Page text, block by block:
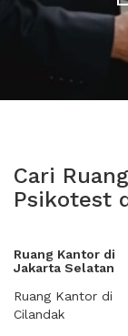
Cari
Psikotest
Ruang Kantor di
Jakarta Selatan
Ruang Kantor di
Cilandak